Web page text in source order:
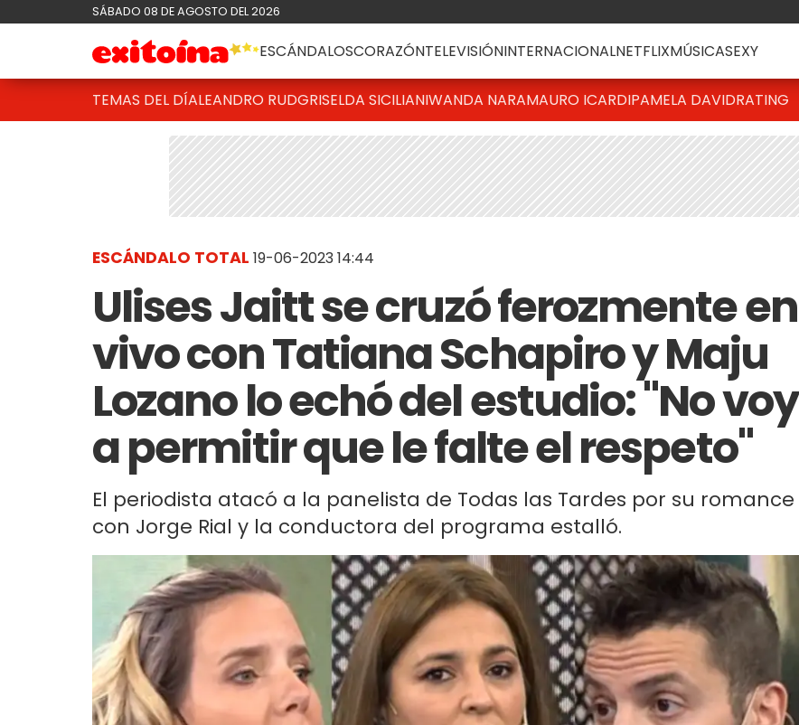
SÁBADO 08 DE AGOSTO DEL 2026
ESCÁNDALOSCORAZÓNTELEVISIÓNINTERNACIONALNETFLIXMÚSICASEXY
TEMAS DEL DÍALEANDRO RUDGRISELDA SICILIANIWANDA NARAMAURO ICARDIPAMELA DAVIDRATING
ESCÁNDALO TOTAL 19-06-2023 14:44
Ulises Jaitt se cruzó ferozmente en
vivo con Tatiana Schapiro y Maju
Lozano lo echó del estudio: "No voy
a permitir que le falte el respeto"
El periodista atacó a la panelista de Todas las Tardes por su romance
con Jorge Rial y la conductora del programa estalló.